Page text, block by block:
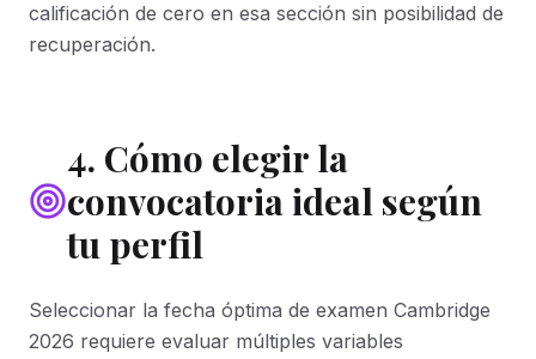
calificación de cero en esa sección sin posibilidad de
recuperación.
4. Cómo elegir la
convocatoria ideal según
tu perfil
Seleccionar la fecha óptima de examen Cambridge
2026 requiere evaluar múltiples variables